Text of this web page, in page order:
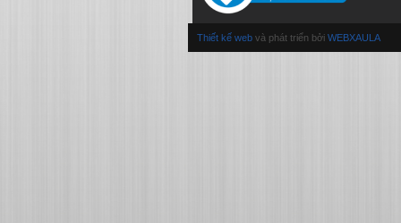
Thiết kế web và phát triển bởi WEBXAULA